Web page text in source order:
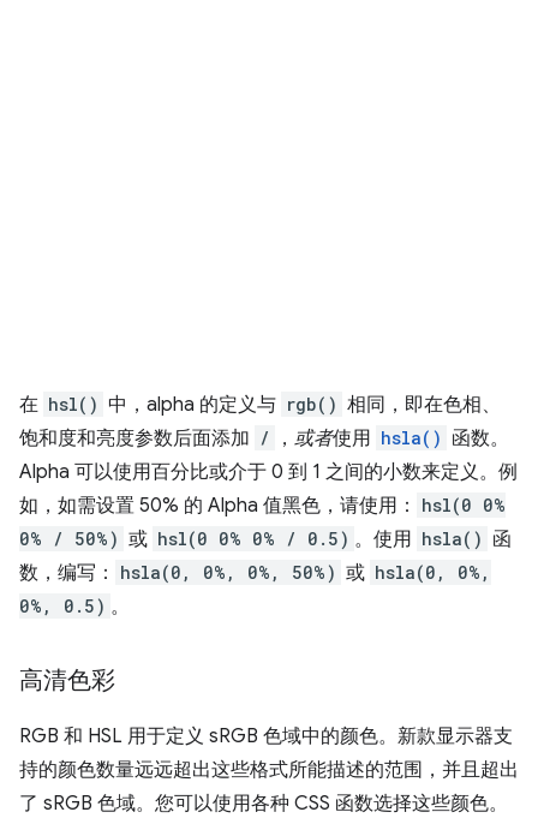
在 hsl() 中，alpha 的定义与 rgb() 相同，即在色相、
饱和度和亮度参数后面添加 / ， 或者使用 hsla() 函数。
Alpha 可以使用百分比或介于 0 到 1 之间的小数来定义。例
如，如需设置 50% 的 Alpha 值黑色，请使用：
hsl(0 0%
0% / 50%) 或 hsl(0 0% 0% / 0.5) 。使用 hsla() 函
数，编写：
hsla(0, 0%, 0%, 50%) 或 hsla(0, 0%,
0%, 0.5) 。
高清色彩
RGB 和 HSL 用于定义 sRGB 色域中的颜色。新款显示器支
持的颜色数量远远超出这些格式所能描述的范围，并且超出
了 sRGB 色域。您可以使用各种 CSS 函数选择这些颜色。